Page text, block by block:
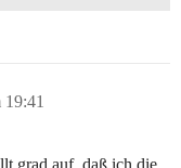
grad auf, daß ich die